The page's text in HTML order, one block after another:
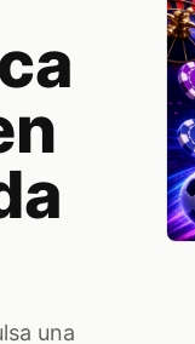
una